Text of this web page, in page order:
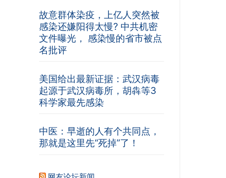
故意群体染疫，上亿人突然被
感染还嫌阳得太慢? 中共机密
文件曝光， 感染慢的省市被点
名批评
美国给出最新证据：武汉病毒
起源于武汉病毒所，胡犇等3
科学家最先感染
中医：早逝的人有个共同点，
那就是这里先“死掉”了！